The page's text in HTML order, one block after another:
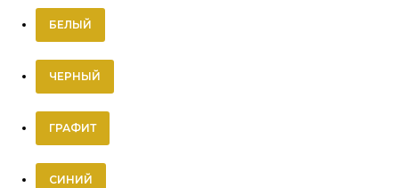
БЕЛЫЙ
ЧЕРНЫЙ
ГРАФИТ
СИНИЙ